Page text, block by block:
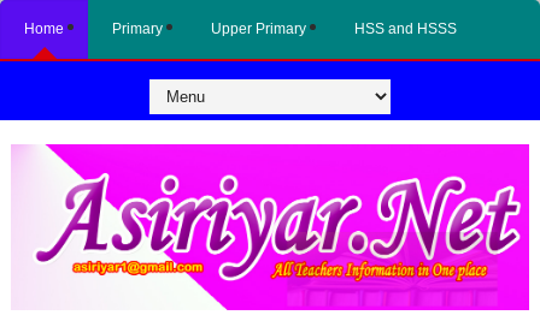
Home Primary Upper Primary HSS and HSSS